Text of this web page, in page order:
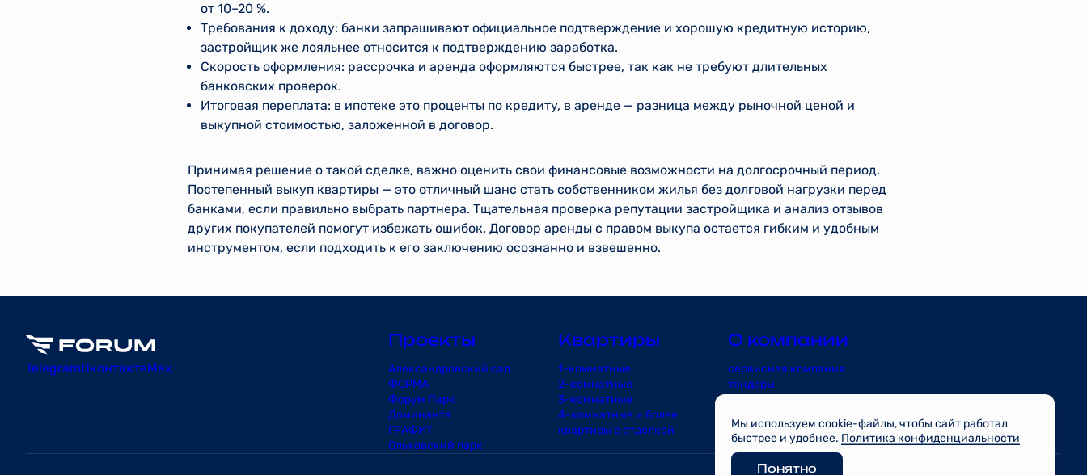
от 10–20 %.
Требования к доходу: банки запрашивают официальное подтверждение и хорошую кредитную историю,
застройщик же лояльнее относится к подтверждению заработка.
Скорость оформления: рассрочка и аренда оформляются быстрее, так как не требуют длительных
банковских проверок.
Итоговая переплата: в ипотеке это проценты по кредиту, в аренде — разница между рыночной ценой и
выкупной стоимостью, заложенной в договор.
Принимая решение о такой сделке, важно оценить свои финансовые возможности на долгосрочный период.
Постепенный выкуп квартиры — это отличный шанс стать собственником жилья без долговой нагрузки перед
банками, если правильно выбрать партнера. Тщательная проверка репутации застройщика и анализ отзывов
других покупателей помогут избежать ошибок. Договор аренды с правом выкупа остается гибким и удобным
инструментом, если подходить к его заключению осознанно и взвешенно.
TelegramВконтактеMax
Проекты
Александровский сад
ФОРМА
Форум Парк
Доминанта
ГРАФИТ
Ольховский парк
Квартиры
1-комнатные
2-комнатные
3-комнатные
4-комнатные и более
квартиры с отделкой
О компании
сервисная компания
тендеры
блог
проекты
Мы используем cookie-файлы, чтобы сайт работал
быстрее и удобнее. Политика конфиденциальности
Понятно